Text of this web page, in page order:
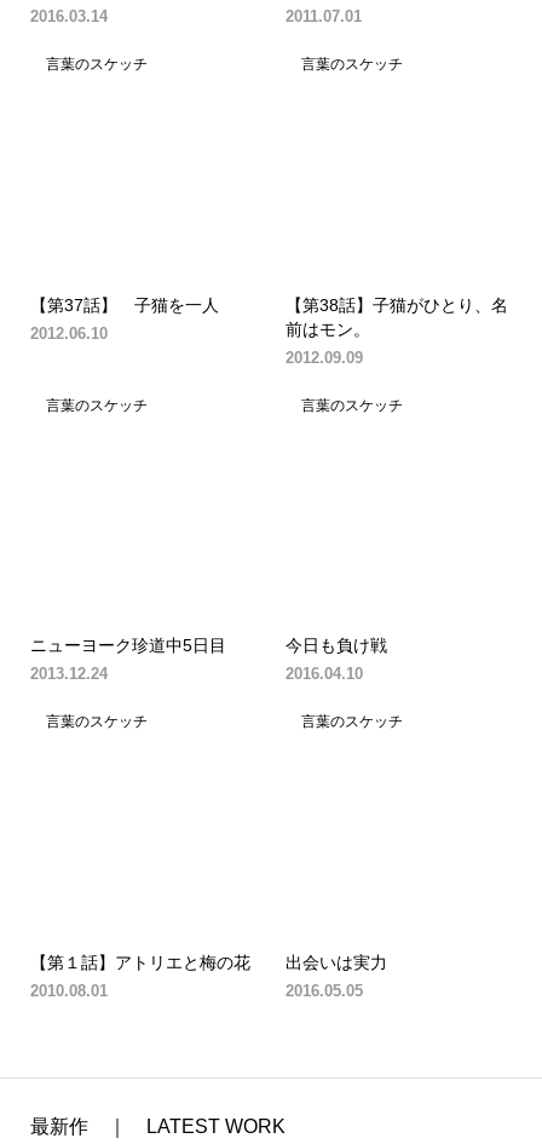
2016.03.14 2011.07.01
言葉のスケッチ
【第37話】 子猫を一人
2012.06.10
言葉のスケッチ
【第38話】子猫がひとり、名
前はモン。
2012.09.09
言葉のスケッチ
ニューヨーク珍道中5日目
2013.12.24
言葉のスケッチ
今日も負け戦
2016.04.10
言葉のスケッチ
【第１話】アトリエと梅の花
2010.08.01
言葉のスケッチ
出会いは実力
2016.05.05
最新作 ｜ LATEST WORK